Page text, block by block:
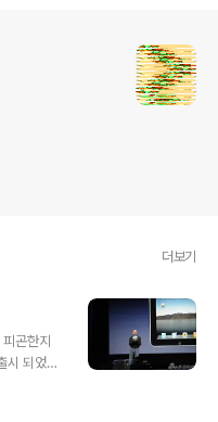
더보기
곤한지
시 되었군
것이 아